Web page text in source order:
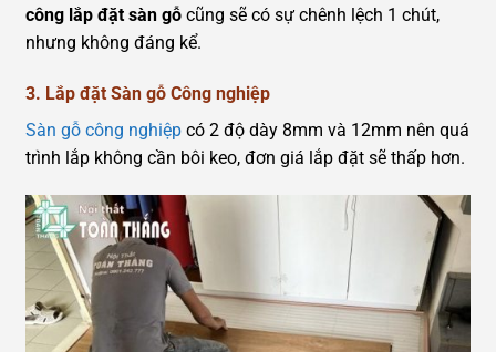
công lắp đặt sàn gỗ cũng sẽ có sự chênh lệch 1 chút,
nhưng không đáng kể.
3. Lắp đặt Sàn gỗ Công nghiệp
Sàn gỗ công nghiệp có 2 độ dày 8mm và 12mm nên quá
trình lắp không cần bôi keo, đơn giá lắp đặt sẽ thấp hơn.